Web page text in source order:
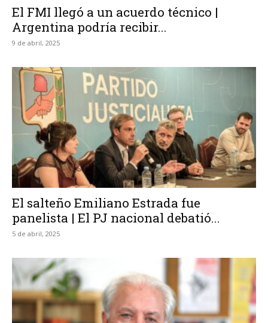
El FMI llegó a un acuerdo técnico |
Argentina podría recibir...
9 de abril, 2025
El salteño Emiliano Estrada fue
panelista | El PJ nacional debatió...
5 de abril, 2025